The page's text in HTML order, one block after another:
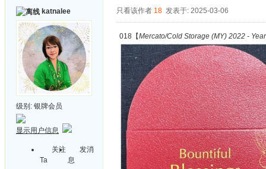
katnalee
级别: 银牌会员
显示用户信息
关注
Ta
发消
息
只看该作者 18 发表于: 2025-03-06
018【Mercato/Cold Storage (MY) 2022 -